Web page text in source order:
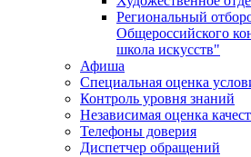
Региональный
Общероссийского
школа искусств"
Афиша
Специальная оценка
Контроль уровня знаний
Независимая оценка
Телефоны доверия
Диспетчер обращений